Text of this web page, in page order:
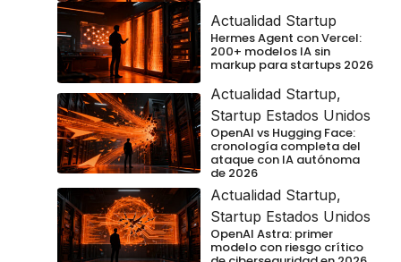
Actualidad Startup
Hermes Agent con Vercel:
200+ modelos IA sin
markup para startups 2026
Actualidad Startup,
Startup Estados Unidos
OpenAI vs Hugging Face:
cronología completa del
ataque con IA autónoma
de 2026
Actualidad Startup,
Startup Estados Unidos
OpenAI Astra: primer
modelo con riesgo crítico